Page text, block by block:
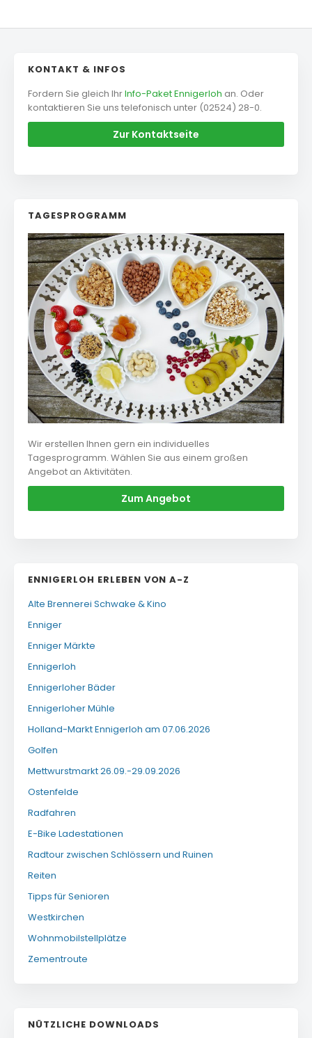
KONTAKT & INFOS
Fordern Sie gleich IhrInfo-Paket Ennigerloh an. Oder
kontaktieren Sie uns telefonisch unter (02524) 28-0.
Zur Kontaktseite
TAGESPROGRAMM
Wir erstellen Ihnen gern ein individuelles
Tagesprogramm. Wählen Sie aus einem großen
Angebot an Aktivitäten.
Zum Angebot
ENNIGERLOH ERLEBEN VON A-Z
Alte Brennerei Schwake & Kino
Enniger
Enniger Märkte
Ennigerloh
Ennigerloher Bäder
Ennigerloher Mühle
Holland-Markt Ennigerloh am 07.06.2026
Golfen
Mettwurstmarkt 26.09.-29.09.2026
Ostenfelde
Radfahren
E-Bike Ladestationen
Radtour zwischen Schlössern und Ruinen
Reiten
Tipps für Senioren
Westkirchen
Wohnmobilstellplätze
Zementroute
NÜTZLICHE DOWNLOADS